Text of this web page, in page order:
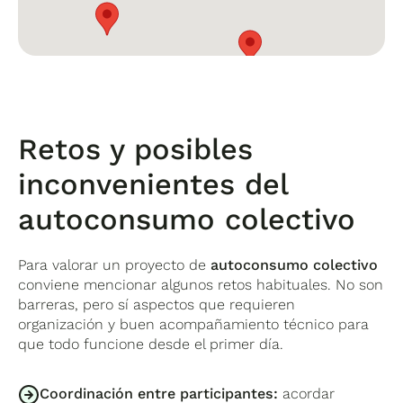
2.- Si beneficia solo a una parte, basta con el
Retos y posibles
inconvenientes del
autoconsumo colectivo
Para valorar un proyecto de autoconsumo colectivo
conviene mencionar algunos retos habituales. No son
barreras, pero sí aspectos que requieren
organización y buen acompañamiento técnico para
que todo funcione desde el primer día.
Coordinación entre participantes: acordar